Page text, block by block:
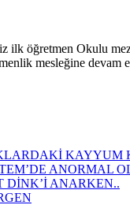
öğretmen Okulu
mesleğine devam
KAYYUM
ANORMAL
DİNK’İ ANARKEN..